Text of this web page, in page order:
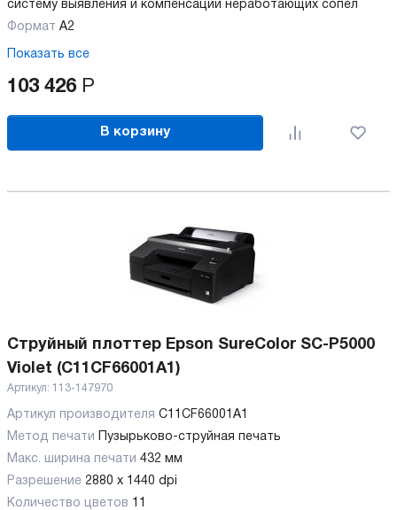
систему выявления и компенсации неработающих сопел
Формат А2
Показать все
103 426 Р
В корзину
Струйный плоттер Epson SureColor SC-P5000
Violet (C11CF66001A1)
Артикул: 113-147970
Артикул производителя C11CF66001A1
Метод печати
Пузырьково-струйная печать
Макс. ширина печати 432 мм
Разрешение 2880 x 1440 dpi
Количество цветов 11